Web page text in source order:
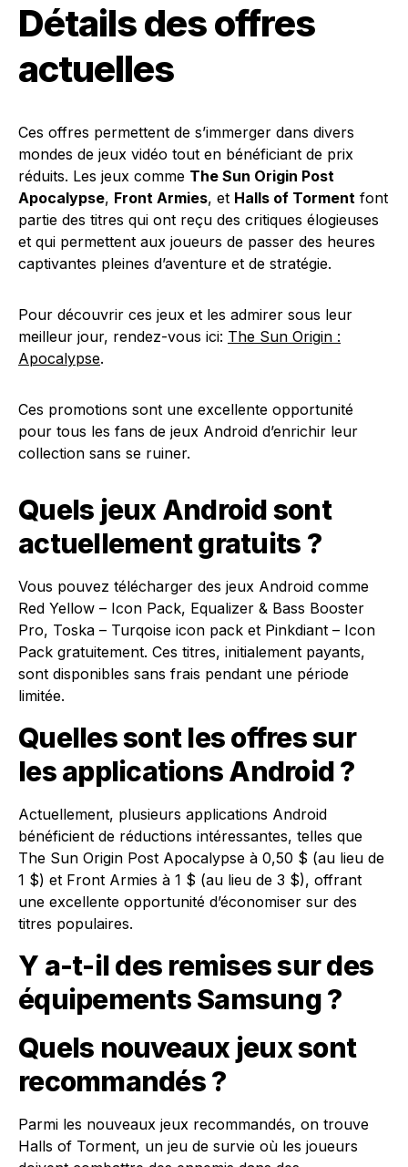
Détails des offres
actuelles
Ces offres permettent de s’immerger dans divers
mondes de jeux vidéo tout en bénéficiant de prix
réduits. Les jeux comme The Sun Origin Post
Apocalypse, Front Armies, et Halls of Torment font
partie des titres qui ont reçu des critiques élogieuses
et qui permettent aux joueurs de passer des heures
captivantes pleines d’aventure et de stratégie.
Pour découvrir ces jeux et les admirer sous leur
meilleur jour, rendez-vous ici: The Sun Origin :
Apocalypse.
Ces promotions sont une excellente opportunité
pour tous les fans de jeux Android d’enrichir leur
collection sans se ruiner.
Quels jeux Android sont
actuellement gratuits ?
Vous pouvez télécharger des jeux Android comme
Red Yellow – Icon Pack, Equalizer & Bass Booster
Pro, Toska – Turqoise icon pack et Pinkdiant – Icon
Pack gratuitement. Ces titres, initialement payants,
sont disponibles sans frais pendant une période
limitée.
Quelles sont les offres sur
les applications Android ?
Actuellement, plusieurs applications Android
bénéficient de réductions intéressantes, telles que
The Sun Origin Post Apocalypse à 0,50 $ (au lieu de
1 $) et Front Armies à 1 $ (au lieu de 3 $), offrant
une excellente opportunité d’économiser sur des
titres populaires.
Y a-t-il des remises sur des
équipements Samsung ?
Quels nouveaux jeux sont
recommandés ?
Parmi les nouveaux jeux recommandés, on trouve
Halls of Torment, un jeu de survie où les joueurs